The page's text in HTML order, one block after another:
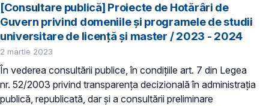
[Consultare publică] Proiecte de Hotărâri de
Guvern privind domeniile şi programele de studii
universitare de licență și master / 2023 - 2024
2 martie 2023
În vederea consultării publice, în condiţiile art. 7 din Legea
nr. 52/2003 privind transparenţa decizională în administraţia
publică, republicată, dar și a consultării preliminare